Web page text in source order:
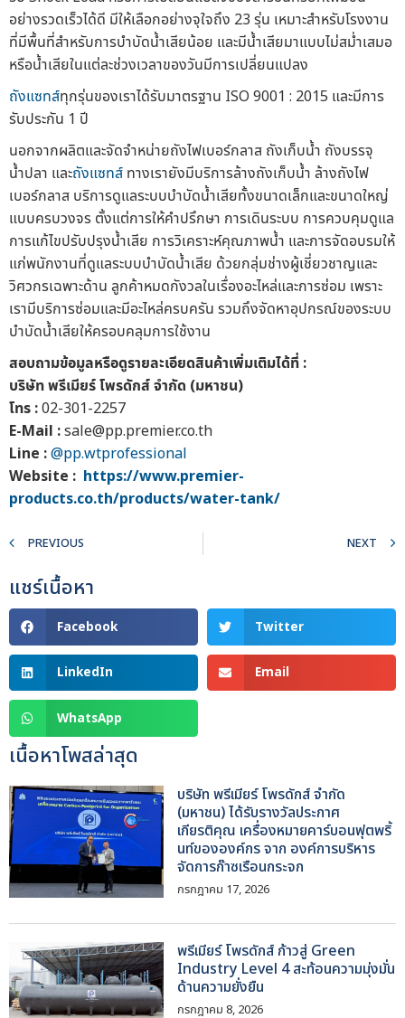
อย่างรวดเร็วได้ดี มีให้เลือกอย่างจุใจถึง 23 รุ่น เหมาะสำหรับโรงงาน
ที่มีพื้นที่สำหรับการบำบัดน้ำเสียน้อย และมีน้ำเสียมาแบบไม่สม่ำเสมอ
หรือน้ำเสียในแต่ละช่วงเวลาของวันมีการเปลี่ยนแปลง
ถังแซทส์ทุกรุ่นของเราได้รับมาตรฐาน ISO 9001 : 2015 และมีการ
รับประกัน 1 ปี
นอกจากผลิตและจัดจำหน่ายถังไฟเบอร์กลาส ถังเก็บน้ำ ถังบรรจุ
น้ำปลา และถังแซทส์ ทางเรายังมีบริการล้างถังเก็บน้ำ ล้างถังไฟ
เบอร์กลาส บริการดูแลระบบบำบัดน้ำเสียทั้งขนาดเล็กและขนาดใหญ่
แบบครบวงจร ตั้งแต่การให้คำปรึกษา การเดินระบบ การควบคุมดูแล
การแก้ไขปรับปรุงน้ำเสีย การวิเคราะห์คุณภาพน้ำ และการจัดอบรมให้
แก่พนักงานที่ดูแลระบบบำบัดน้ำเสีย ด้วยกลุ่มช่างผู้เชี่ยวชาญและ
วิศวกรเฉพาะด้าน ลูกค้าหมดกังวลในเรื่องอะไหล่และการซ่อม เพราะ
เรามีบริการซ่อมและมีอะไหล่ครบครัน รวมถึงจัดหาอุปกรณ์ของระบบ
บำบัดน้ำเสียให้ครอบคลุมการใช้งาน
สอบถามข้อมูลหรือดูรายละเอียดสินค้าเพิ่มเติมได้ที่ :
บริษัท พรีเมียร์ โพรดักส์ จำกัด (มหาชน)
โทร :02-301-2257
E-Mail :sale@pp.premier.co.th
Line :@pp.wtprofessional
Website : https://www.premier-
products.co.th/products/water-tank/
PREVIOUS NEXT
แชร์เนื้อหา
Facebook Twitter
LinkedIn Email
WhatsApp
เนื้อหาโพสล่าสุด
บริษัท พรีเมียร์ โพรดักส์ จำกัด
(มหาชน) ได้รับรางวัลประกาศ
เกียรติคุณ เครื่องหมายคาร์บอนฟุตพริ้
นท์ขององค์กร จาก องค์การบริหาร
จัดการก๊าซเรือนกระจก
กรกฎาคม 17, 2026
พรีเมียร์ โพรดักส์ ก้าวสู่ Green
Industry Level 4 สะท้อนความมุ่งมั่น
ด้านความยั่งยืน
กรกฎาคม 8, 2026